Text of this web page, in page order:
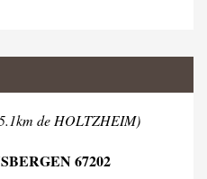
de HOLTZHEIM)
67202